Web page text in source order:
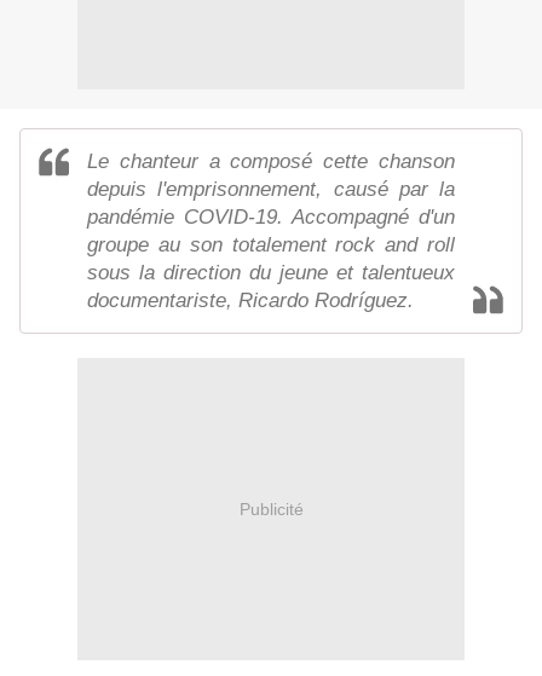
Le chanteur a composé cette chanson
depuis l'emprisonnement, causé par la
pandémie COVID-19. Accompagné d'un
groupe au son totalement rock and roll
sous la direction du jeune et talentueux
documentariste, Ricardo Rodríguez.
Publicité